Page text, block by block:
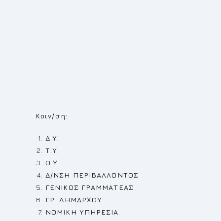
ΔΗΜΗΤΡΙΟΣ
Κοιν/ση:
Δ.Υ.
Τ.Υ.
Ο.Υ.
Δ/ΝΣΗ ΠΕΡΙΒΑΛΛΟΝΤΟΣ
ΓΕΝΙΚΟΣ ΓΡΑΜΜΑΤΕΑΣ
ΓΡ. ΔΗΜΑΡΧΟΥ
ΝΟΜΙΚΗ ΥΠΗΡΕΣΙΑ